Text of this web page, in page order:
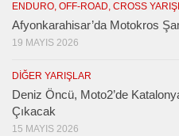
ENDURO, OFF-ROAD, CROSS
Afyonkarahisar’da Motokros
19 MAYIS 2026
DIĞER YARIŞLAR
Deniz Öncü, Moto2’de
Çıkacak
15 MAYIS 2026